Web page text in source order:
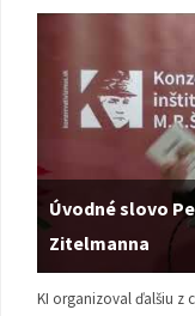
Úvodné slovo
Zitelmanna
KI organizoval ďalšiu z